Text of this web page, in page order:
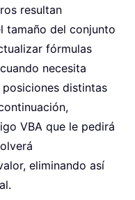
resultan
tamaño del conjunto
fórmulas
necesita
distintas
VBA que le pedirá
eliminando así